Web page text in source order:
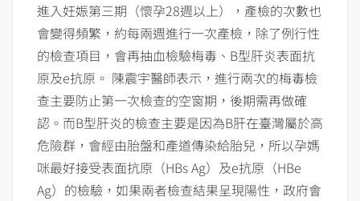
進入妊娠第三期（懷孕28週以上），產檢的次數也
會變得頻繁，約每兩週進行一次產檢，除了例行性
的檢查項目，會再抽血檢驗梅毒、B型肝炎表面抗
原及e抗原。 陳震宇醫師表示，進行兩次的梅毒檢
查主要防止第一次檢查的空窗期，後期需再做確
認。而B型肝炎的檢查主要是因為B肝在臺灣屬於高
危險群，會經由胎盤和產道傳染給胎兒，所以孕媽
咪最好接受表面抗原（HBs Ag）及e抗原（HBe
Ag）的檢驗，如果兩者檢查結果呈現陽性，政府會